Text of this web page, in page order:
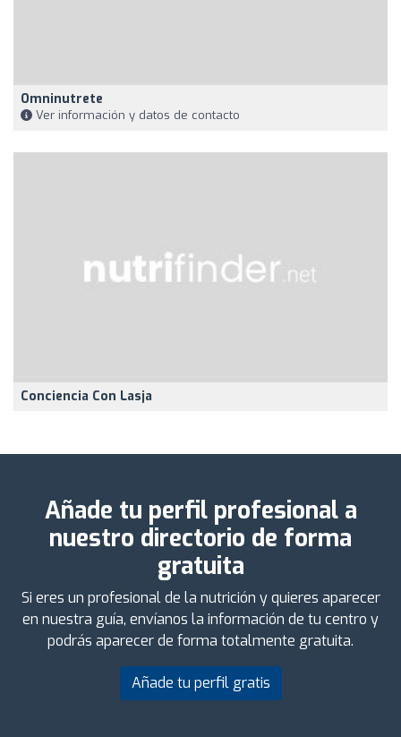
Omninutrete
Ver información y datos de contacto
Conciencia Con Lasja
Añade tu perfil profesional a
nuestro directorio de forma
gratuita
Si eres un profesional de la nutrición y quieres aparecer
en nuestra guía, envíanos la información de tu centro y
podrás aparecer de forma totalmente gratuita.
Añade tu perfil gratis